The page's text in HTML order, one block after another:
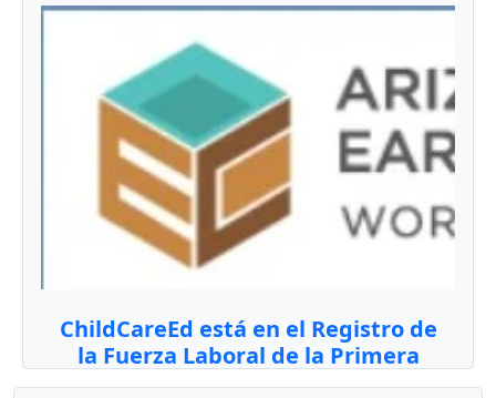
ChildCareEd está en el Registro de
la Fuerza Laboral de la Primera
Infancia de Arizona!